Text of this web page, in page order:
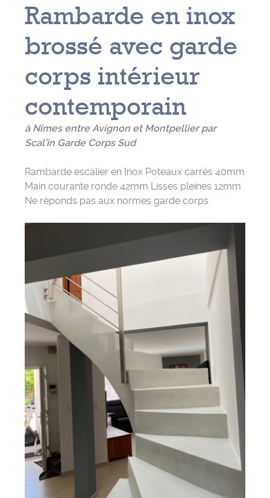
Rambarde en inox
brossé avec garde
corps intérieur
contemporain
à Nîmes entre Avignon et Montpellier par
Scal’in Garde Corps Sud
Rambarde escalier en Inox Poteaux carrés 40mm
Main courante ronde 42mm Lisses pleines 12mm
Ne réponds pas aux normes garde corps